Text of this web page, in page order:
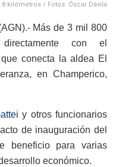
kilómetros / Fotos: Óscar Dávila
Más de 3 mil 800
con el
conecta la aldea El
en Champerico,
y otros funcionarios
de inauguración del
beneficio para varias
económico.